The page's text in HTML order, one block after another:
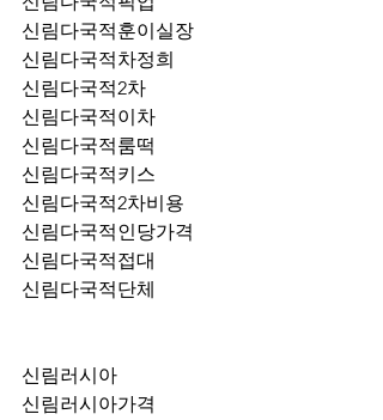
신림다국적훈이실장
신림다국적차정희
신림다국적2차
신림다국적이차
신림다국적룸떡
신림다국적키스
신림다국적2차비용
신림다국적인당가격
신림다국적접대
신림다국적단체
신림러시아
신림러시아가격